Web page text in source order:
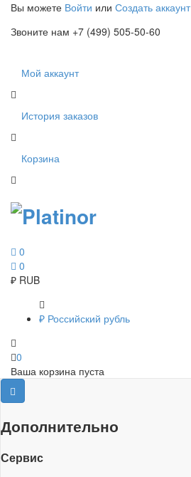
Вы можете Войти или Создать аккаунт
Звоните нам +7 (499) 505-50-60
Мой аккаунт
История заказов
Корзина
0
0
₽ RUB
₽ Российский рубль
0
Ваша корзина пуста
Дополнительно
Сервис